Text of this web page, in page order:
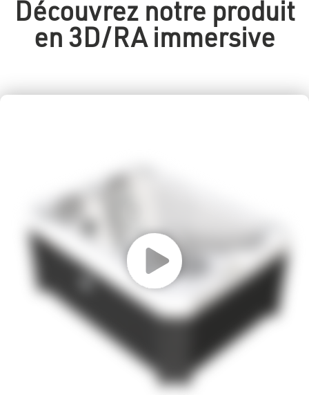
Découvrez notre produit
en 3D/RA immersive